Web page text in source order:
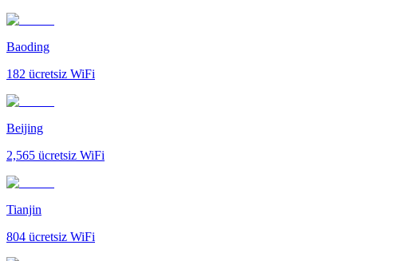
Baoding
182 ücretsiz WiFi
Beijing
2,565 ücretsiz WiFi
Tianjin
804 ücretsiz WiFi